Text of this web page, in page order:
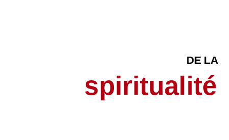
DE LA
spiritualité